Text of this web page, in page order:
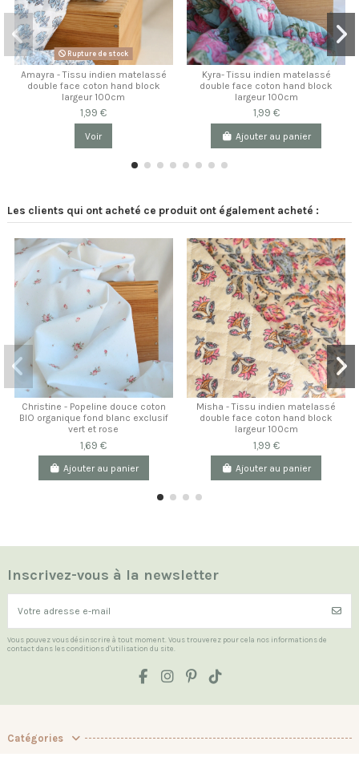
Rupture de stock
Amayra - Tissu indien matelassé
double face coton hand block
largeur 100cm
1,99 €
Voir
Kyra- Tissu indien matelassé
double face coton hand block
largeur 100cm
1,99 €
Ajouter au panier
Les clients qui ont acheté ce produit ont également acheté :
Christine - Popeline douce coton
BIO organique fond blanc exclusif
vert et rose
1,69 €
Ajouter au panier
Misha - Tissu indien matelassé
double face coton hand block
largeur 100cm
1,99 €
Ajouter au panier
Inscrivez-vous à la newsletter
Vous pouvez vous désinscrire à tout moment. Vous trouverez pour cela nos informations de
contact dans les conditions d'utilisation du site.
Catégories